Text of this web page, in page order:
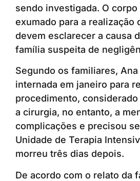
sendo investigada. O
exumado para a realização
devem esclarecer a causa
família suspeita de
Segundo os familiares,
internada em janeiro para
procedimento,
a cirurgia, no entanto, a
complicações e precisou
Unidade de Terapia
morreu três dias depois.
De acordo com o relato da